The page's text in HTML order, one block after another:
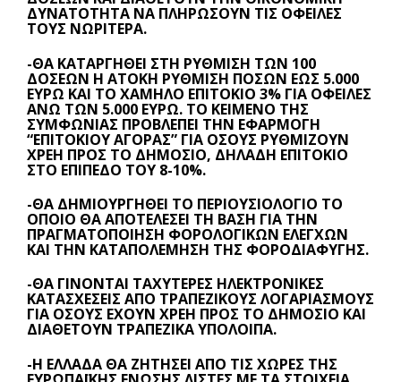
ΔΥΝΑΤΌΤΗΤΑ ΝΑ ΠΛΗΡΏΣΟΥΝ ΤΙΣ ΟΦΕΙΛΈΣ
ΤΟΥΣ ΝΩΡΊΤΕΡΑ.
-ΘΑ ΚΑΤΑΡΓΗΘΕΊ ΣΤΗ ΡΎΘΜΙΣΗ ΤΩΝ 100
ΔΌΣΕΩΝ Η ΆΤΟΚΗ ΡΎΘΜΙΣΗ ΠΟΣΏΝ ΈΩΣ 5.000
ΕΥΡΏ ΚΑΙ ΤΟ ΧΑΜΗΛΌ ΕΠΙΤΌΚΙΟ 3% ΓΙΑ ΟΦΕΙΛΈΣ
ΆΝΩ ΤΩΝ 5.000 ΕΥΡΏ. ΤΟ ΚΕΊΜΕΝΟ ΤΗΣ
ΣΥΜΦΩΝΊΑΣ ΠΡΟΒΛΈΠΕΙ ΤΗΝ ΕΦΑΡΜΟΓΉ
“ΕΠΙΤΟΚΊΟΥ ΑΓΟΡΆΣ” ΓΙΑ ΌΣΟΥΣ ΡΥΘΜΊΖΟΥΝ
ΧΡΈΗ ΠΡΟΣ ΤΟ ΔΗΜΌΣΙΟ, ΔΗΛΑΔΉ ΕΠΙΤΌΚΙΟ
ΣΤΟ ΕΠΊΠΕΔΟ ΤΟΥ 8-10%.
-ΘΑ ΔΗΜΙΟΥΡΓΗΘΕΊ ΤΟ ΠΕΡΙΟΥΣΙΟΛΌΓΙΟ ΤΟ
ΟΠΟΊΟ ΘΑ ΑΠΟΤΕΛΈΣΕΙ ΤΗ ΒΆΣΗ ΓΙΑ ΤΗΝ
ΠΡΑΓΜΑΤΟΠΟΊΗΣΗ ΦΟΡΟΛΟΓΙΚΏΝ ΕΛΈΓΧΩΝ
ΚΑΙ ΤΗΝ ΚΑΤΑΠΟΛΈΜΗΣΗ ΤΗΣ ΦΟΡΟΔΙΑΦΥΓΉΣ.
-ΘΑ ΓΊΝΟΝΤΑΙ ΤΑΧΎΤΕΡΕΣ ΗΛΕΚΤΡΟΝΙΚΈΣ
ΚΑΤΑΣΧΈΣΕΙΣ ΑΠΌ ΤΡΑΠΕΖΙΚΟΎΣ ΛΟΓΑΡΙΑΣΜΟΎΣ
ΓΙΑ ΌΣΟΥΣ ΈΧΟΥΝ ΧΡΈΗ ΠΡΟΣ ΤΟ ΔΗΜΌΣΙΟ ΚΑΙ
ΔΙΑΘΈΤΟΥΝ ΤΡΑΠΕΖΙΚΆ ΥΠΌΛΟΙΠΑ.
-Η ΕΛΛΆΔΑ ΘΑ ΖΗΤΉΣΕΙ ΑΠΌ ΤΙΣ ΧΏΡΕΣ ΤΗΣ